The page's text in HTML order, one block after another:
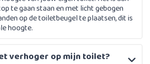
te gaan staan en met licht gebogen
op de toiletbeugel te plaatsen, dit is
hoogte.
verhoger op mijn toilet?